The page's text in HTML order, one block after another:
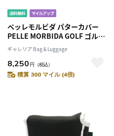
ペッレモルビダ パターカバー
PELLE MORBIDA GOLF ゴルフ
パターケース ヘッドカバー ク
ラブカバー ゴルフクラブヘッド
カバー ゴルフクラブ カバー 合
成皮革 合皮 パター パター用 ピ
ギャレリア Bag＆Luggage
8,250 円 （税込）
積算 300 マイル (4倍)